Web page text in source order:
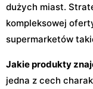
dużych miast.
kompleksowej
supermarketów
Jakie produkty
jedna z cech